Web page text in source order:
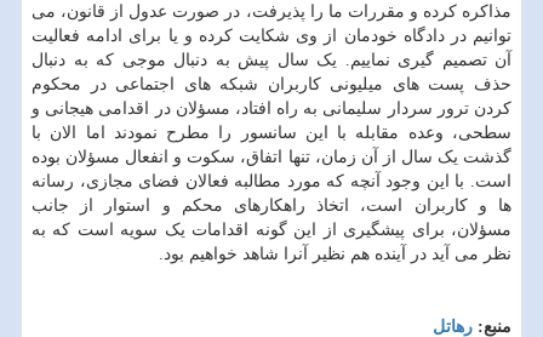
مذاکره کرده و مقررات ما را پذیرفت، در صورت عدول از قانون، می
توانیم در دادگاه خودمان از وی شکایت کرده و یا برای ادامه فعالیت
آن تصمیم گیری نماییم. یک سال پیش به دنبال موجی که به دنبال
حذف پست های میلیونی کاربران شبکه های اجتماعی در محکوم
کردن ترور سردار سلیمانی به راه افتاد، مسؤلان در اقدامی هیجانی و
سطحی، وعده مقابله با این سانسور را مطرح نمودند اما الان با
گذشت یک سال از آن زمان، تنها اتفاق، سکوت و انفعال مسؤلان بوده
است. با این وجود آنچه که مورد مطالبه فعالان فضای مجازی، رسانه
ها و کاربران است، اتخاذ راهکارهای محکم و استوار از جانب
مسؤلان، برای پیشگیری از این گونه اقدامات یک سویه است که به
نظر می آید در آینده هم نظیر آنرا شاهد خواهیم بود.
منبع: رهاتل